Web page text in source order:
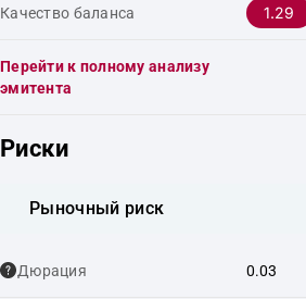
Качество баланса 1.29
Перейти к полному анализу
эмитента
Риски
Рыночный риск
Дюрация 0.03